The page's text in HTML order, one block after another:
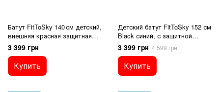
Батут FitToSky 140 см детский,
внешняя красная защитная
сетка, 6 опор, до 50 кг
3 399 грн
Купить
Детский батут FitToSky 152 см
Black синий, с защитной
сеткой, уличный, до 50 кг
3 399 грн 4 599 грн
Купить